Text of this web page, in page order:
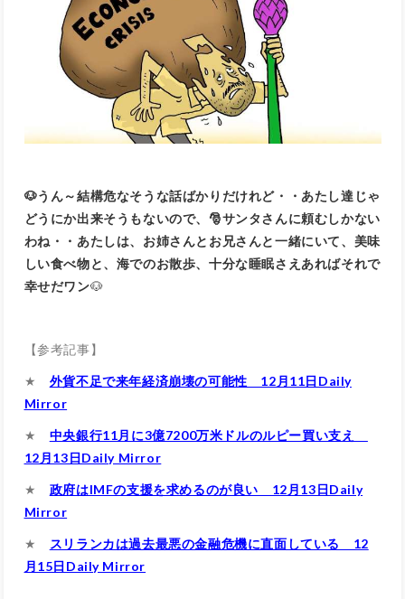
🐶うん～結構危なそうな話ばかりだけれど・・あたし達じゃ
どうにか出来そうもないので、🎅サンタさんに頼むしかない
わね・・あたしは、お姉さんとお兄さんと一緒にいて、美味
しい食べ物と、海でのお散歩、十分な睡眠さえあればそれで
幸せだワン🐶
【参考記事】
★ 外貨不足で来年経済崩壊の可能性 12月11日Daily
Mirror
★ 中央銀行11月に3億7200万米ドルのルピー買い支え
12月13日Daily Mirror
★ 政府はIMFの支援を求めるのが良い 12月13日Daily
Mirror
★
スリランカは過去最悪の金融危機に直面している 12
月15日Daily Mirror